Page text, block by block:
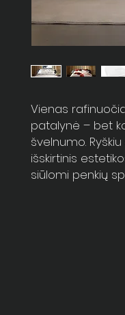
Vienas
patalynė – bet
švelnumo.
išskirtinis
siūlomi penkių